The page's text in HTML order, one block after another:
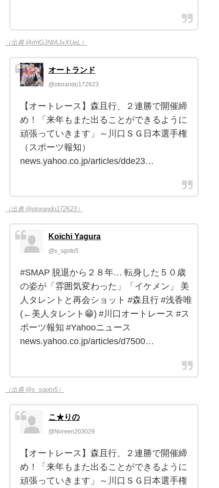
（出典 @rfrlGJNfAJxXUeL）
オートランド
@otorando172623
【オートレース】森且行、２連勝で開催締
め！「来年もまた出ることができるように
頑張っていきます」～川口ＳＧ日本選手権
（スポーツ報知）
news.yahoo.co.jp/articles/dde23…
（出典 @otorando172623）
Koichi Yagura
@s_sgoto5
#SMAP 脱退から２８年… 転身した５０歳
の姿が「雰囲気変わった」「イケメン」 美
人タレントと再会ショット #森且行 #浅香唯
(←美人タレント😁) #川口オートレース #ス
ポーツ報知 #Yahooニュース
news.yahoo.co.jp/articles/d7500…
（出典 @s_sgoto5）
こ★りの
@Noreen203029
【オートレース】森且行、２連勝で開催締
め！「来年もまた出ることができるように
頑張っていきます」～川口ＳＧ日本選手権